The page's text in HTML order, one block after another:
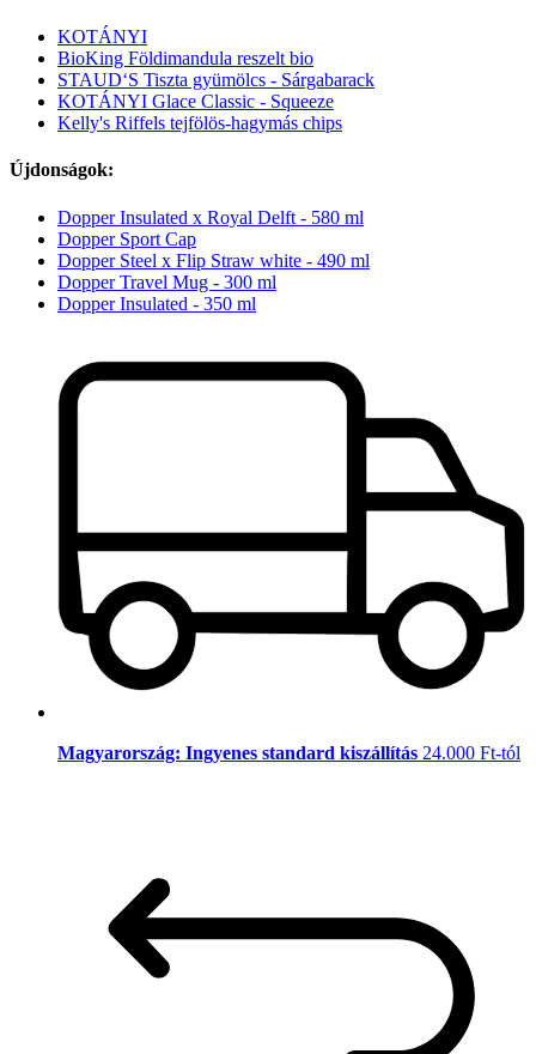
KOTÁNYI
BioKing Földimandula reszelt bio
STAUD‘S Tiszta gyümölcs - Sárgabarack
KOTÁNYI Glace Classic - Squeeze
Kelly's Riffels tejfölös-hagymás chips
Újdonságok:
Dopper Insulated x Royal Delft - 580 ml
Dopper Sport Cap
Dopper Steel x Flip Straw white - 490 ml
Dopper Travel Mug - 300 ml
Dopper Insulated - 350 ml
Magyarország: Ingyenes standard kiszállítás 24.000 Ft-tól